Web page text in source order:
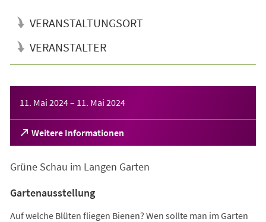
VERANSTALTUNGSORT
VERANSTALTER
11. Mai 2024– 11. Mai 2024
Weitere Informationen
(Öffnet
in
neuen
Grüne Schau im Langen Garten
Gartenausstellung
Auf welche Blüten fliegen Bienen? Wen sollte man im Garten